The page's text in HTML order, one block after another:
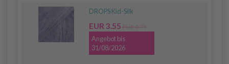
DROPS Kid-Silk
EUR 3.55 EUR 4.75
Angebot bis
31/08/2026